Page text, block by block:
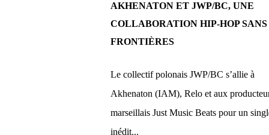
AKHENATON ET JWP/BC, UNE
COLLABORATION HIP-HOP SANS
FRONTIÈRES
Le collectif polonais JWP/BC s’allie à
Akhenaton (IAM), Relo et aux
marseillais Just Music Beats pour un
inédit...